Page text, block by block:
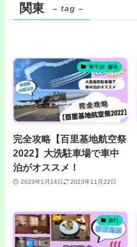
関東 – tag –
車中泊･趣味
完全攻略【百里基地航空祭
2022】大洗駐車場で車中
泊がオススメ！
2023年1月14日 2023年11月22日
旅行